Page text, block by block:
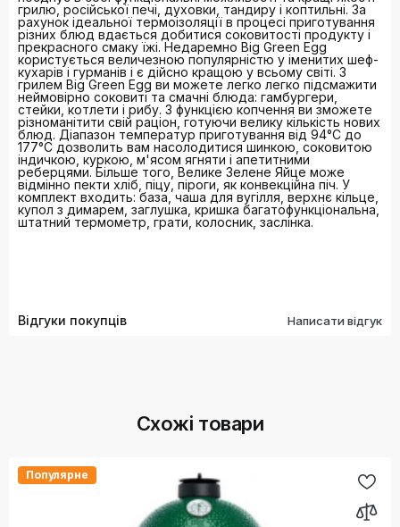
грилю, російської печі, духовки, тандиру і коптильні. За
рахунок ідеальної термоізоляції в процесі приготування
різних блюд вдається добитися соковитості продукту і
прекрасного смаку їжі. Недаремно Big Green Egg
користується величезною популярністю у іменитих шеф-
кухарів і гурманів і є дійсно кращою у всьому світі. З
грилем Big Green Egg ви можете легко легко підсмажити
неймовірно соковиті та смачні блюда: гамбургери,
стейки, котлети і рибу. З функцією копчення ви зможете
різноманітити свій раціон, готуючи велику кількість нових
блюд. Діапазон температур приготування від 94°C до
177°C дозволить вам насолодитися шинкою, соковитою
індичкою, куркою, м'ясом ягняти і апетитними
реберцями. Більше того, Велике Зелене Яйце може
відмінно пекти хліб, піцу, піроги, як конвекційна піч. У
комплект входить: база, чаша для вугілля, верхнє кільце,
купол з димарем, заглушка, кришка багатофункціональна,
штатний термометр, грати, колосник, заслінка.
Відгуки покупців Написати відгук
Схожі товари
Популярне